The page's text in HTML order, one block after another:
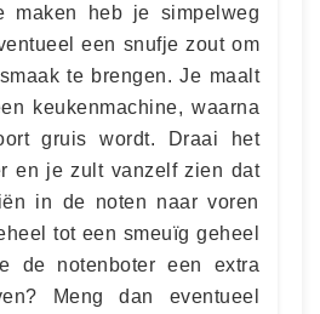
maken heb je simpelweg
een snufje zout om
te brengen. Je maalt
keukenmachine, waarna
gruis wordt. Draai het
en je zult vanzelf zien dat
in de noten naar voren
tot een smeuïg geheel
de notenboter een extra
Meng dan eventueel